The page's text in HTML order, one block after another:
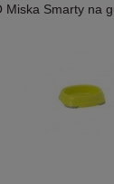
Miska Smarty na